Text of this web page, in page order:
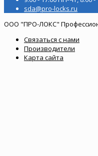
sda@pro-locks.ru
ООО "ПРО-ЛОКС"
Связаться с нами
Производители
Карта сайта